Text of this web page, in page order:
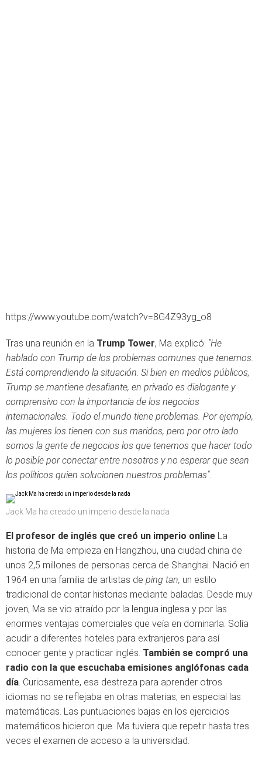
https://www.youtube.com/watch?v=8G4Z93yg_o8
Tras una reunión en la Trump Tower, Ma explicó: "He
hablado con Trump de los problemas comunes que tenemos.
Está comprendiendo la situación. Si bien en medios públicos,
Trump se mantiene desafiante, en privado es dialogante y
comprensivo con la importancia de los negocios
internacionales. Todo el mundo tiene problemas. Por ejemplo,
las mujeres los tienen con sus maridos, pero por otro lado
somos la gente de negocios los que tenemos que hacer todo
lo posible por conectar entre nosotros y no esperar que sean
los políticos quien solucionen nuestros problemas".
Jack Ma ha creado un imperio desde la nada
El profesor de inglés que creó un imperio online La
historia de Ma empieza en Hangzhou, una ciudad china de
unos 2,5 millones de personas cerca de Shanghai. Nació en
1964 en una familia de artistas de ping tan, un estilo
tradicional de contar historias mediante baladas. Desde muy
joven, Ma se vio atraído por la lengua inglesa y por las
enormes ventajas comerciales que veía en dominarla. Solía
acudir a diferentes hoteles para extranjeros para así
conocer gente y practicar inglés. También se compró una
radio con la que escuchaba emisiones anglófonas cada
día. Curiosamente, esa destreza para aprender otros
idiomas no se reflejaba en otras materias, en especial las
matemáticas. Las puntuaciones bajas en los ejercicios
matemáticos hicieron que Ma tuviera que repetir hasta tres
veces el examen de acceso a la universidad.